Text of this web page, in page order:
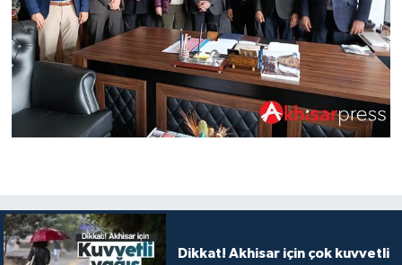
Dikkat! Akhisar için çok kuvvetli